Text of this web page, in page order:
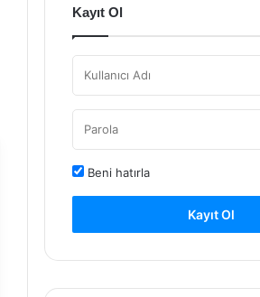
Kayıt Ol
Beni hatırla
Kayıt Ol